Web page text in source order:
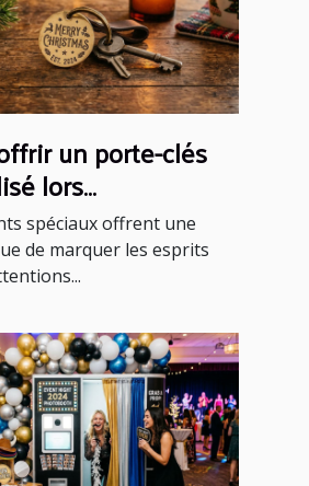
un porte-clés
lors
spéciaux ?
spéciaux offrent une
de marquer les esprits